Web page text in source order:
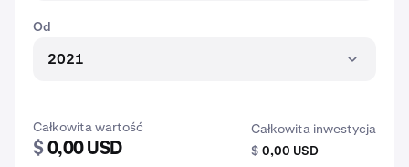
Od
2021
Całkowita wartość
$ 0,00 USD
Całkowita inwestycja
$ 0,00 USD